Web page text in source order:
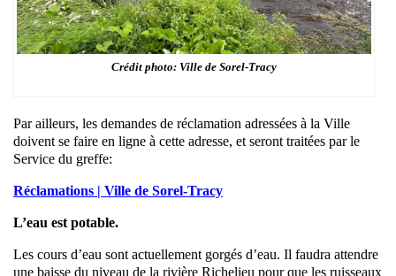
Crédit photo: Ville de Sorel-Tracy
Par ailleurs, les demandes de réclamation adressées à la Ville
doivent se faire en ligne à cette adresse, et seront traitées par le
Service du greffe:
Réclamations | Ville de Sorel-Tracy
L’eau est potable.
Les cours d’eau sont actuellement gorgés d’eau. Il faudra attendre
une baisse du niveau de la rivière Richelieu pour que les ruisseaux